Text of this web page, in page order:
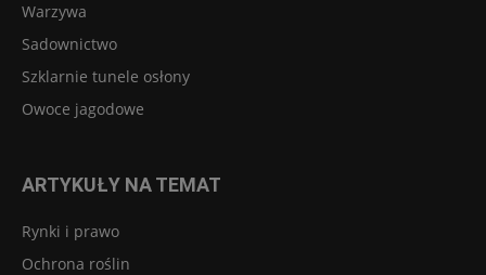
Warzywa
Sadownictwo
Szklarnie tunele osłony
Owoce jagodowe
ARTYKUŁY NA TEMAT
Rynki i prawo
Ochrona roślin